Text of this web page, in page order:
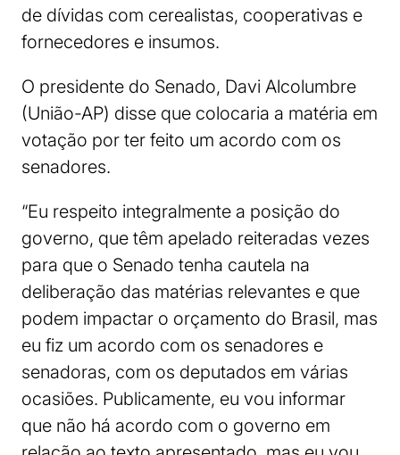
de dívidas com cerealistas, cooperativas e
fornecedores e insumos.
O presidente do Senado, Davi Alcolumbre
(União-AP) disse que colocaria a matéria em
votação por ter feito um acordo com os
senadores.
“Eu respeito integralmente a posição do
governo, que têm apelado reiteradas vezes
para que o Senado tenha cautela na
deliberação das matérias relevantes e que
podem impactar o orçamento do Brasil, mas
eu fiz um acordo com os senadores e
senadoras, com os deputados em várias
ocasiões. Publicamente, eu vou informar
que não há acordo com o governo em